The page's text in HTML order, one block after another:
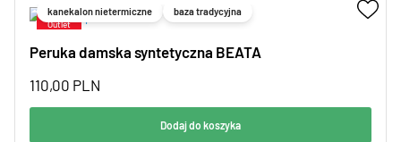
kanekalon nietermiczne baza tradycyjna
Peruka damska syntetyczna BEATA
110,00 PLN
Dodaj do koszyka